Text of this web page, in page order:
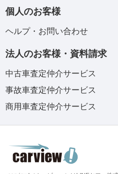
個人のお客様
ヘルプ・お問い合わせ
法人のお客様・資料請求
中古車査定仲介サービス
事故車査定仲介サービス
商用車査定仲介サービス